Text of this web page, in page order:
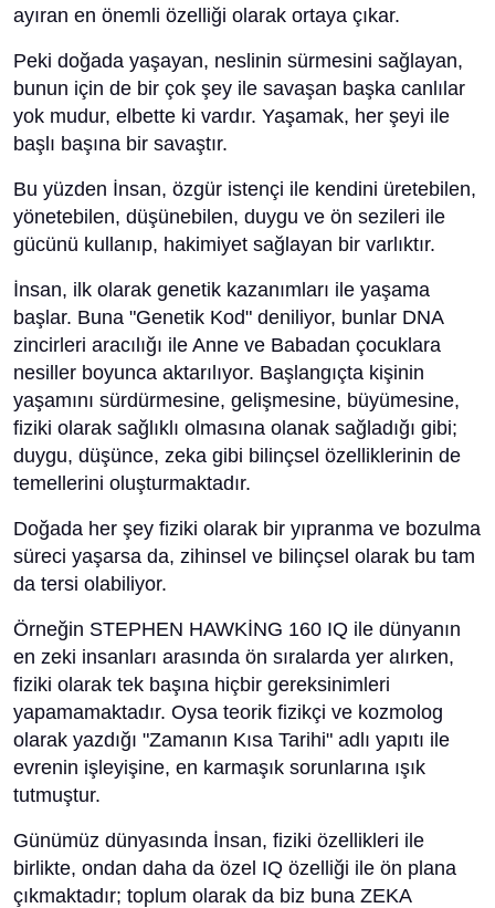
ayıran en önemli özelliği olarak ortaya çıkar.
Peki doğada yaşayan, neslinin sürmesini sağlayan,
bunun için de bir çok şey ile savaşan başka canlılar
yok mudur, elbette ki vardır. Yaşamak, her şeyi ile
başlı başına bir savaştır.
Bu yüzden İnsan, özgür istençi ile kendini üretebilen,
yönetebilen, düşünebilen, duygu ve ön sezileri ile
gücünü kullanıp, hakimiyet sağlayan bir varlıktır.
İnsan, ilk olarak genetik kazanımları ile yaşama
başlar. Buna "Genetik Kod" deniliyor, bunlar DNA
zincirleri aracılığı ile Anne ve Babadan çocuklara
nesiller boyunca aktarılıyor. Başlangıçta kişinin
yaşamını sürdürmesine, gelişmesine, büyümesine,
fiziki olarak sağlıklı olmasına olanak sağladığı gibi;
duygu, düşünce, zeka gibi bilinçsel özelliklerinin de
temellerini oluşturmaktadır.
Doğada her şey fiziki olarak bir yıpranma ve bozulma
süreci yaşarsa da, zihinsel ve bilinçsel olarak bu tam
da tersi olabiliyor.
Örneğin STEPHEN HAWKİNG 160 IQ ile dünyanın
en zeki insanları arasında ön sıralarda yer alırken,
fiziki olarak tek başına hiçbir gereksinimleri
yapamamaktadır. Oysa teorik fizikçi ve kozmolog
olarak yazdığı "Zamanın Kısa Tarihi" adlı yapıtı ile
evrenin işleyişine, en karmaşık sorunlarına ışık
tutmuştur.
Günümüz dünyasında İnsan, fiziki özellikleri ile
birlikte, ondan daha da özel IQ özelliği ile ön plana
çıkmaktadır; toplum olarak da biz buna ZEKA